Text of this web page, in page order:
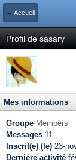
← Accueil
Profil de sasary
Mes informations
Groupe Members
Messages 11
Inscrit(e) (le) 23-
Dernière activité